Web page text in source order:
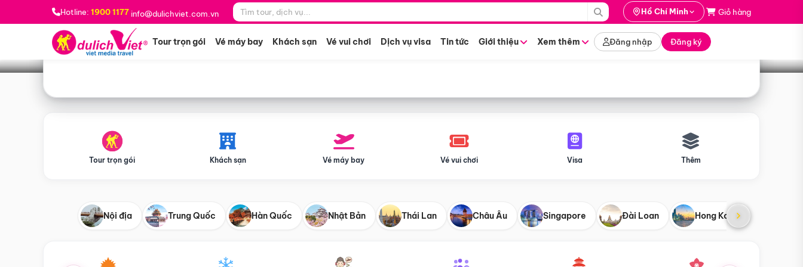
Hotline: 1900 1177 info@dulichviet.com.vn Hồ Chí Minh Giỏ hàng
Tour trọn gói Vé máy bay Khách sạn Vé vui chơi Dịch vụ visa Tin tức Giới thiệu Xem thêm Đăng nhập Đăng ký
Bạn muốn đi đâu? *
Tìm tour
Tour trọn gói Khách sạn Vé máy bay Vé vui chơi Visa Thêm
Nội địa Trung Quốc Hàn Quốc Nhật Bản Thái Lan Châu Âu Singapore Đài Loan Hong Kong